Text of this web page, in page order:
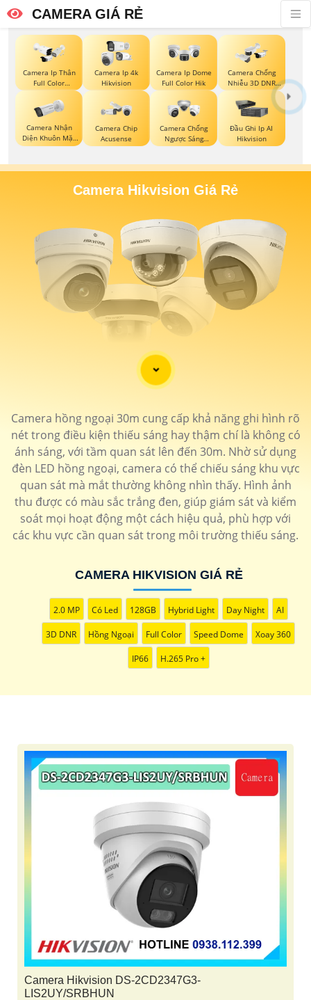
CAMERA GIÁ RẺ
Camera Ip Thân
Full Color
Hikvision
Camera Ip 4k
Hikvision
Camera Ip Dome
Full Color Hik
Camera Chống
Nhiễu 3D DNR
Hikvison
Camera Nhận
Diện Khuôn Mặt
Hikvision
Camera Chip
Acusense
Camera Chống
Ngược Sáng
Hikvision
Đầu Ghi Ip AI
Hikvision
Camera Hikvision Giá Rẻ
Camera hồng ngoại 30m cung cấp khả năng ghi hình rõ
nét trong điều kiện thiếu sáng hay thậm chí là không có
ánh sáng, với tầm quan sát lên đến 30m. Nhờ sử dụng
đèn LED hồng ngoại, camera có thể chiếu sáng khu vực
quan sát mà mắt thường không nhìn thấy. Hình ảnh
thu được có màu sắc trắng đen, giúp giám sát và kiểm
soát mọi hoạt động một cách hiệu quả, phù hợp với
các khu vực cần quan sát trong môi trường thiếu sáng.
CAMERA HIKVISION GIÁ RẺ
2.0 MP Có Led 128GB Hybrid Light Day Night AI
3D DNR Hồng Ngoại Full Color Speed Dome Xoay 360
IP66 H.265 Pro +
Camera Hikvision DS-2CD2347G3-
LIS2UY/SRBHUN